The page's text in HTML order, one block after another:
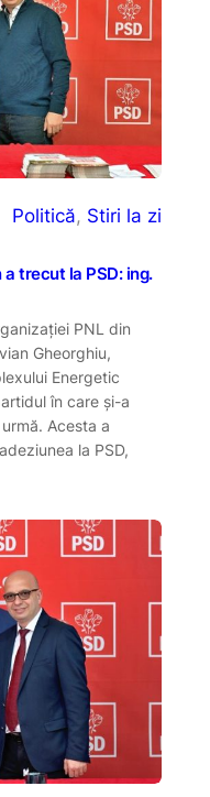
Politică, Stiri la zi
trecut la PSD: ing.
PNL din
Gheorghiu,
Energetic
în care și-a
Acesta a
la PSD,